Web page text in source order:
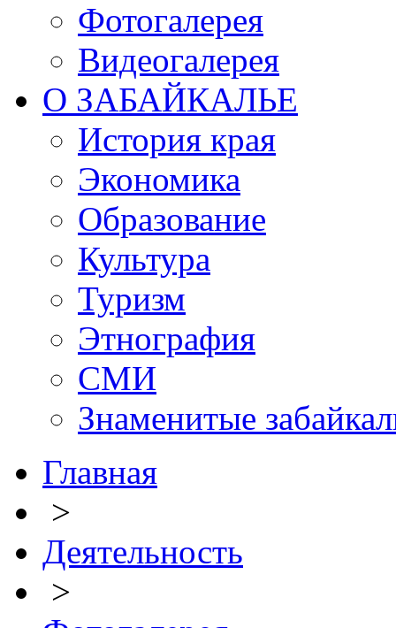
Фотогалерея
Видеогалерея
О ЗАБАЙКАЛЬЕ
История края
Экономика
Образование
Культура
Туризм
Этнография
СМИ
Знаменитые
Главная
>
Деятельность
>